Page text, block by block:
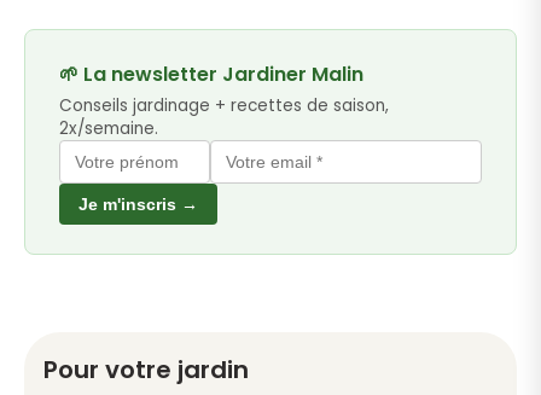
🌱 La newsletter Jardiner Malin
Conseils jardinage + recettes de saison,
2x/semaine.
Je m'inscris →
Pour votre jardin